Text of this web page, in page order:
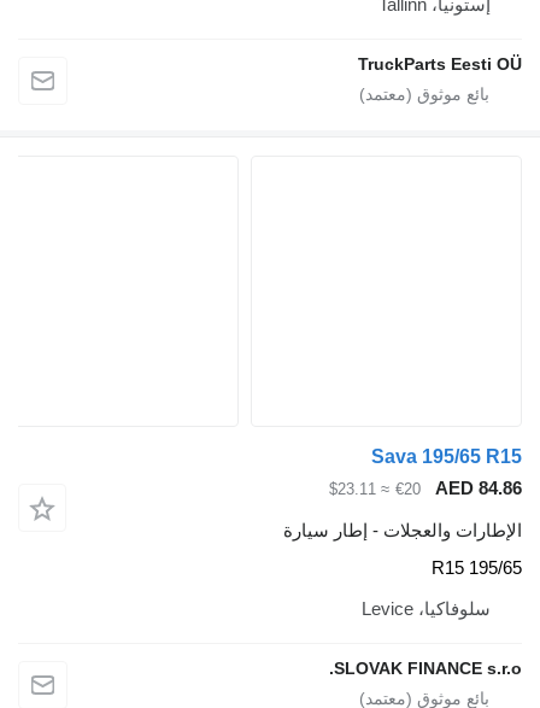
TruckParts
Sava
€20
≈ $23.11
والعجلات - إطار سيارة
SLOVAK